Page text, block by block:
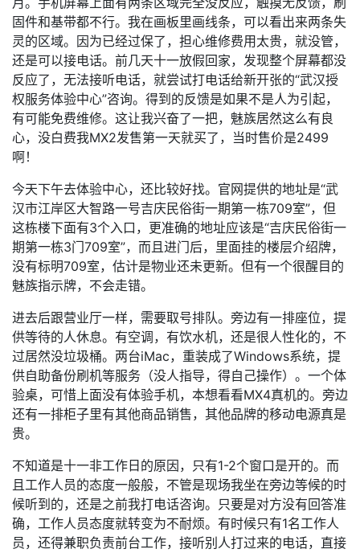
固件和基带都不行。我在画板里画线条，可以看出来两条失
灵的区域。因为已经过保了，担心维修费用太贵，就没管，
还是可以接电话。前几天十一放假回家，发现整个屏幕都没
反应了，无法接听电话，就尝试打电话给新开张的“武汉授
权服务体验中心”咨询。得到的反馈是如果不是人为引起，
有可能免费维修。这让我兴奋了一把，魅族居然这么有良
心，没白费我MX2发售第一天就买了，当时售价是2499
啊！
今天下午去体验中心，还比较好找。官网提供的地址是“武
汉市江岸区大智路一号吉庆民俗街一期第一栋709室”，但
这栋楼下面有3个入口，更准确的地址应该是“吉庆民俗街一
期第一栋3门709室”，而且进门后，里面挂的楼层介绍牌，
没有标明709室，估计是物业还未更新。但有一个很醒目的
魅族指示牌，不会走错。
进去后跟营业厅一样，需要取号排队。旁边有一排座位，提
供等待的人休息。有空调，有饮水机，还是很人性化的，不
过居然没垃圾桶。两台iMac，重装成了Windows系统，提
供自助备份刷机等服务（没人指导，得自己操作）。一个体
验桌，可惜上面没有体验手机，本想看看MX4真机的。旁边
还有一排柜子里有其他商品销售，其他品牌的移动电源真是
贵。
不知道是十一非工作日的原因，只有1-2个窗口是开的。而
且工作人员的态度一般般，不管是现场我坐在旁边等候的时
候听到的，还是之前我打电话咨询。只要是对方没有回答准
确，工作人员态度就转变为不耐烦。有时候只有1名工作人
员，还得兼职负责前台工作，接听别人打过来的电话，直接